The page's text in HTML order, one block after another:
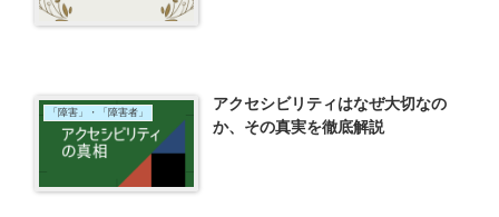
「障害」・「障害者」
アクセシビリティはなぜ大切なの
か、その真実を徹底解説